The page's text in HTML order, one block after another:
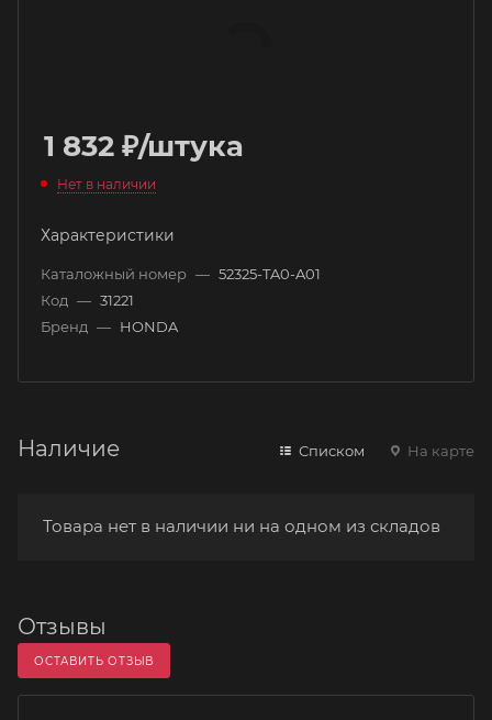
1 832 ₽/штука
Нет в наличии
Характеристики
Каталожный номер — 52325-TA0-A01
Код — 31221
Бренд — HONDA
Наличие Списком На карте
Товара нет в наличии ни на одном из складов
Отзывы
ОСТАВИТЬ ОТЗЫВ